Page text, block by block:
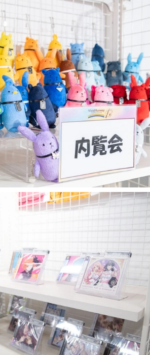
TVアニメ『戦隊大失格』
radio 大直会 2nd season